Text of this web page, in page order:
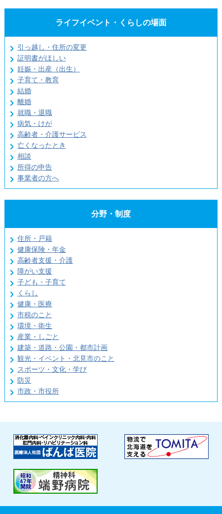
ライフイベント・くらしの場面
引っ越し・住所の変更
証明書がほしい
妊娠・出産（出生）
子育て・教育
結婚
離婚
就職・退職
病気・けが
高齢者・介護サービス
亡くなったとき
相談
所得の申告
事業者の方へ
分野・制度
住所・戸籍
健康保険・年金
高齢者支援・介護
障がい支援
子ども・子育て
くらし
健康・医療
市税のこと
環境・衛生
産業・しごと
建築・道路・公園・都市計画
観光・イベント・北見市のこと
スポーツ・文化・学び
防災
市政・市役所